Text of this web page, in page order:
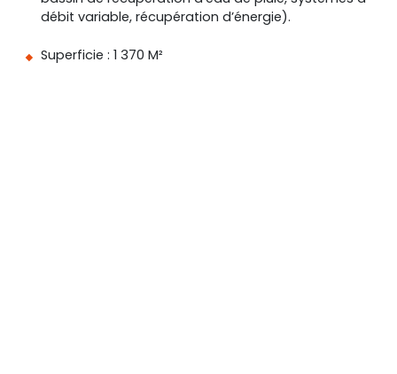
débit variable, récupération d’énergie).
Superficie : 1 370 M²